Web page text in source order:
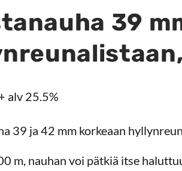
39
alv 25.5%
39 ja 42 mm korkeaan
m, nauhan voi pätkiä itse